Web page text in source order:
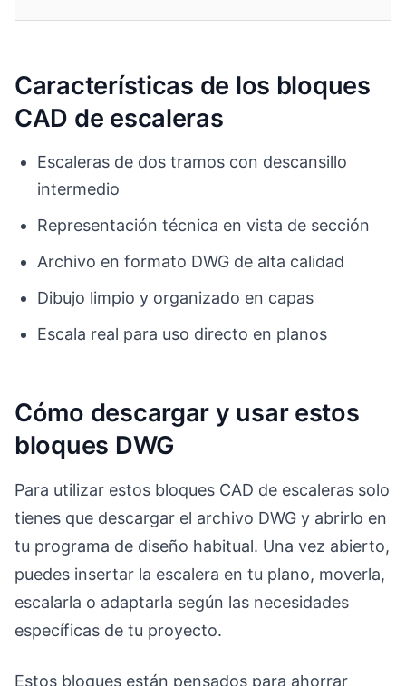
Características de los bloques
CAD de escaleras
Escaleras de dos tramos con descansillo
intermedio
Representación técnica en vista de sección
Archivo en formato DWG de alta calidad
Dibujo limpio y organizado en capas
Escala real para uso directo en planos
Cómo descargar y usar estos
bloques DWG
Para utilizar estos bloques CAD de escaleras solo
tienes que descargar el archivo DWG y abrirlo en
tu programa de diseño habitual. Una vez abierto,
puedes insertar la escalera en tu plano, moverla,
escalarla o adaptarla según las necesidades
específicas de tu proyecto.
Estos bloques están pensados para ahorrar